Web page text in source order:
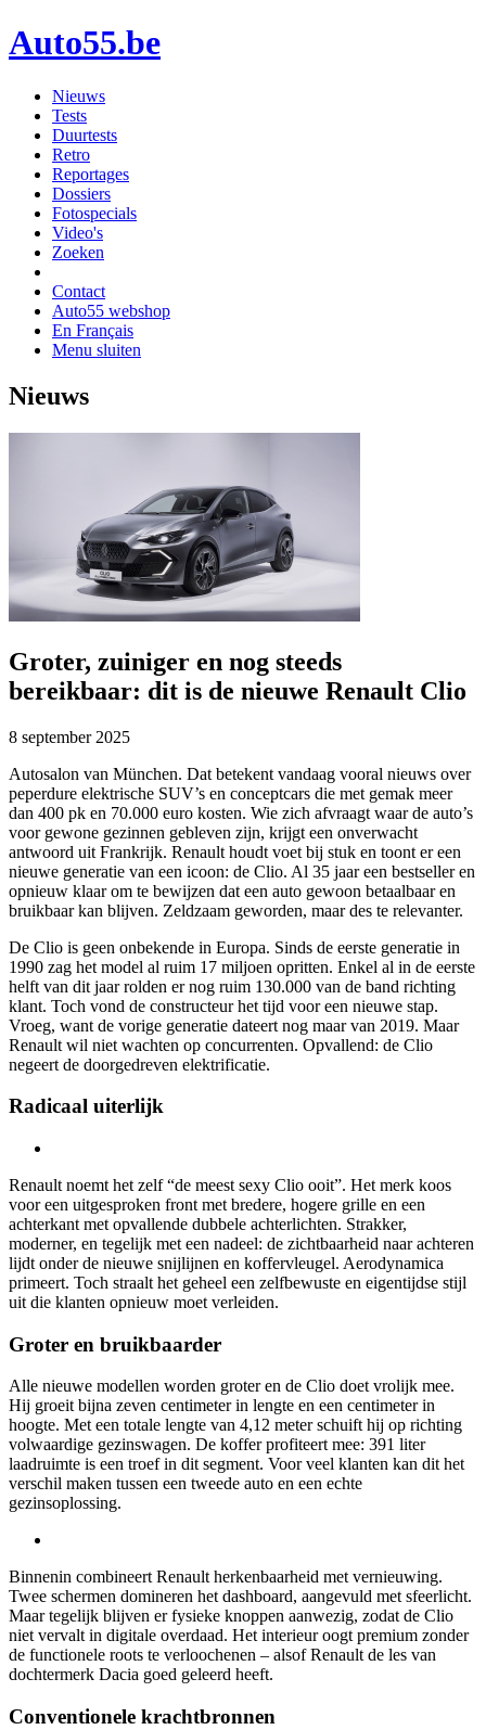
Auto55.be
Nieuws
Tests
Duurtests
Retro
Reportages
Dossiers
Fotospecials
Video's
Zoeken
Contact
Auto55 webshop
En Français
Menu sluiten
Nieuws
Groter, zuiniger en nog steeds
bereikbaar: dit is de nieuwe Renault Clio
8 september 2025
Autosalon van München. Dat betekent vandaag vooral nieuws over
peperdure elektrische SUV’s en conceptcars die met gemak meer
dan 400 pk en 70.000 euro kosten. Wie zich afvraagt waar de auto’s
voor gewone gezinnen gebleven zijn, krijgt een onverwacht
antwoord uit Frankrijk. Renault houdt voet bij stuk en toont er een
nieuwe generatie van een icoon: de Clio. Al 35 jaar een bestseller en
opnieuw klaar om te bewijzen dat een auto gewoon betaalbaar en
bruikbaar kan blijven. Zeldzaam geworden, maar des te relevanter.
De Clio is geen onbekende in Europa. Sinds de eerste generatie in
1990 zag het model al ruim 17 miljoen opritten. Enkel al in de eerste
helft van dit jaar rolden er nog ruim 130.000 van de band richting
klant. Toch vond de constructeur het tijd voor een nieuwe stap.
Vroeg, want de vorige generatie dateert nog maar van 2019. Maar
Renault wil niet wachten op concurrenten. Opvallend: de Clio
negeert de doorgedreven elektrificatie.
Radicaal uiterlijk
Renault noemt het zelf “de meest sexy Clio ooit”. Het merk koos
voor een uitgesproken front met bredere, hogere grille en een
achterkant met opvallende dubbele achterlichten. Strakker,
moderner, en tegelijk met een nadeel: de zichtbaarheid naar achteren
lijdt onder de nieuwe snijlijnen en koffervleugel. Aerodynamica
primeert. Toch straalt het geheel een zelfbewuste en eigentijdse stijl
uit die klanten opnieuw moet verleiden.
Groter en bruikbaarder
Alle nieuwe modellen worden groter en de Clio doet vrolijk mee.
Hij groeit bijna zeven centimeter in lengte en een centimeter in
hoogte. Met een totale lengte van 4,12 meter schuift hij op richting
volwaardige gezinswagen. De koffer profiteert mee: 391 liter
laadruimte is een troef in dit segment. Voor veel klanten kan dit het
verschil maken tussen een tweede auto en een echte
gezinsoplossing.
Binnenin combineert Renault herkenbaarheid met vernieuwing.
Twee schermen domineren het dashboard, aangevuld met sfeerlicht.
Maar tegelijk blijven er fysieke knoppen aanwezig, zodat de Clio
niet vervalt in digitale overdaad. Het interieur oogt premium zonder
de functionele roots te verloochenen – alsof Renault de les van
dochtermerk Dacia goed geleerd heeft.
Conventionele krachtbronnen